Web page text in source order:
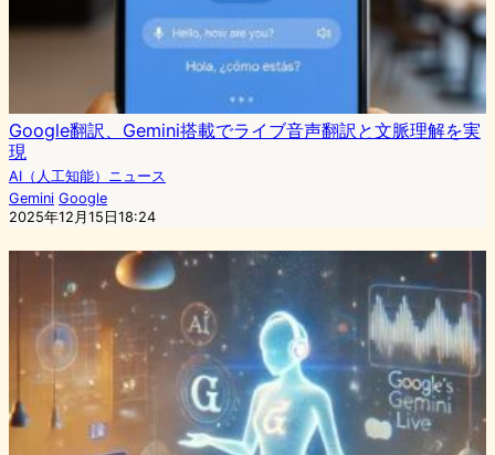
Google翻訳、Gemini搭載でライブ音声翻訳と文脈理解を実
現
AI（人工知能）ニュース
Gemini Google
2025年12月15日18:24